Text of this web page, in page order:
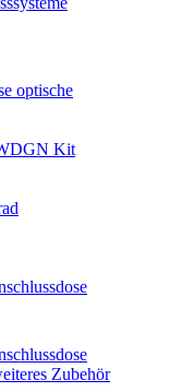
optische
Kit
Zubehör